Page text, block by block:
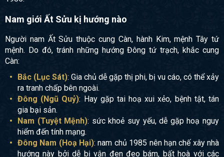
Nam giới Ất Sửu kị hướng nào
Người nam Ất Sửu thuộc cung Càn, hành Kim, mệnh Tây tứ
mệnh. Do đó, tránh những hướng Đông tứ trạch, khắc cung
Càn:
Bắc (Lục Sát): Gia chủ dễ gặp thị phi, bị vu cáo, có thể xảy
ra tranh chấp bên ngoài.
Đông (Ngũ Quỷ): Hay gặp tai hoạ xui xẻo, bệnh tật, tán
gia bại sản.
Nam (Tuyệt Mệnh): sức khoẻ suy yếu, dễ gặp hoạ nguy
hiểm đến tính mạng.
Đông Nam (Hoạ Hại): nam chủ 1985 nên hạn chế xây nhà
hướng này bởi dễ bị vận đen đeo bám, bất hoà với các